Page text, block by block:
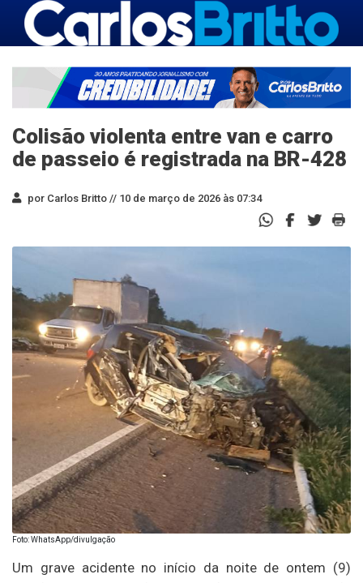
Colisão violenta entre van e carro
de passeio é registrada na BR-428
por Carlos Britto // 10 de março de 2026 às 07:34
Foto: WhatsApp/divulgação
Um grave acidente no início da noite de ontem (9)